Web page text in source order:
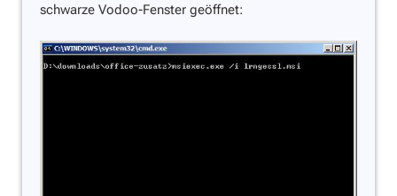
schwarze Vodoo-Fenster geöffnet: